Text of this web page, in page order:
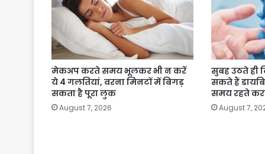
मेकअप करते समय भूलकर भी न करें
ये 4 गलतियां, वरना मिनटों में बिगड़
सकता है पूरा लुक
August 7, 2026
सुबह उठते ही
सकते हैं
समय रहते
August 7,